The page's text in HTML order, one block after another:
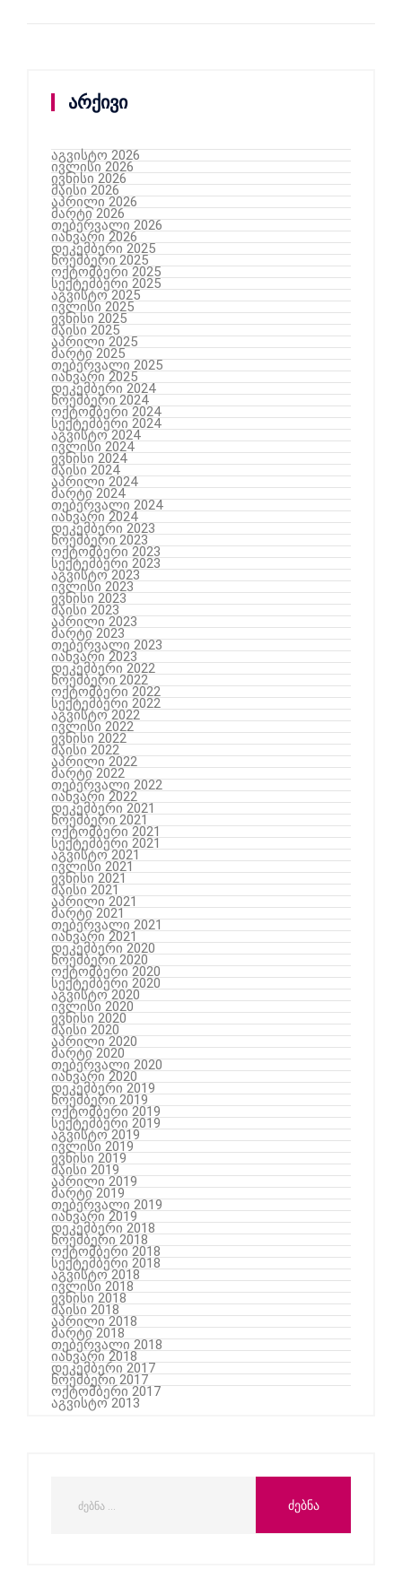
არქივი
აგვისტო 2026
ივლისი 2026
ივნისი 2026
მაისი 2026
აპრილი 2026
მარტი 2026
თებერვალი 2026
იანვარი 2026
დეკემბერი 2025
ნოემბერი 2025
ოქტომბერი 2025
სექტემბერი 2025
აგვისტო 2025
ივლისი 2025
ივნისი 2025
მაისი 2025
აპრილი 2025
მარტი 2025
თებერვალი 2025
იანვარი 2025
დეკემბერი 2024
ნოემბერი 2024
ოქტომბერი 2024
სექტემბერი 2024
აგვისტო 2024
ივლისი 2024
ივნისი 2024
მაისი 2024
აპრილი 2024
მარტი 2024
თებერვალი 2024
იანვარი 2024
დეკემბერი 2023
ნოემბერი 2023
ოქტომბერი 2023
სექტემბერი 2023
აგვისტო 2023
ივლისი 2023
ივნისი 2023
მაისი 2023
აპრილი 2023
მარტი 2023
თებერვალი 2023
იანვარი 2023
დეკემბერი 2022
ნოემბერი 2022
ოქტომბერი 2022
სექტემბერი 2022
აგვისტო 2022
ივლისი 2022
ივნისი 2022
მაისი 2022
აპრილი 2022
მარტი 2022
თებერვალი 2022
იანვარი 2022
დეკემბერი 2021
ნოემბერი 2021
ოქტომბერი 2021
სექტემბერი 2021
აგვისტო 2021
ივლისი 2021
ივნისი 2021
მაისი 2021
აპრილი 2021
მარტი 2021
თებერვალი 2021
იანვარი 2021
დეკემბერი 2020
ნოემბერი 2020
ოქტომბერი 2020
სექტემბერი 2020
აგვისტო 2020
ივლისი 2020
ივნისი 2020
მაისი 2020
აპრილი 2020
მარტი 2020
თებერვალი 2020
იანვარი 2020
დეკემბერი 2019
ნოემბერი 2019
ოქტომბერი 2019
სექტემბერი 2019
აგვისტო 2019
ივლისი 2019
ივნისი 2019
მაისი 2019
აპრილი 2019
მარტი 2019
თებერვალი 2019
იანვარი 2019
დეკემბერი 2018
ნოემბერი 2018
ოქტომბერი 2018
სექტემბერი 2018
აგვისტო 2018
ივლისი 2018
ივნისი 2018
მაისი 2018
აპრილი 2018
მარტი 2018
თებერვალი 2018
იანვარი 2018
დეკემბერი 2017
ნოემბერი 2017
ოქტომბერი 2017
აგვისტო 2013